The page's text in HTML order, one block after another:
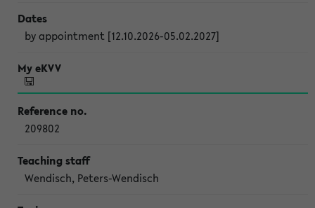
by appointment [12.10.2026-05.02.2027]
209802
Wendisch, Peters-Wendisch